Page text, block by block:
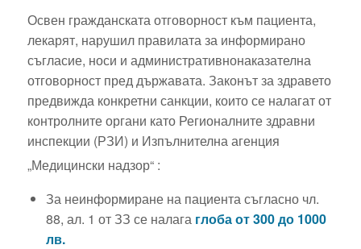
Освен гражданската отговорност към пациента,
лекарят, нарушил правилата за информирано
съгласие, носи и административнонаказателна
отговорност пред държавата. Законът за здравето
предвижда конкретни санкции, които се налагат от
контролните органи като Регионалните здравни
инспекции (РЗИ) и Изпълнителна агенция
„Медицински надзор“ :
За неинформиране на пациента съгласно чл.
88, ал. 1 от ЗЗ се налага глоба от 300 до 1000
лв.